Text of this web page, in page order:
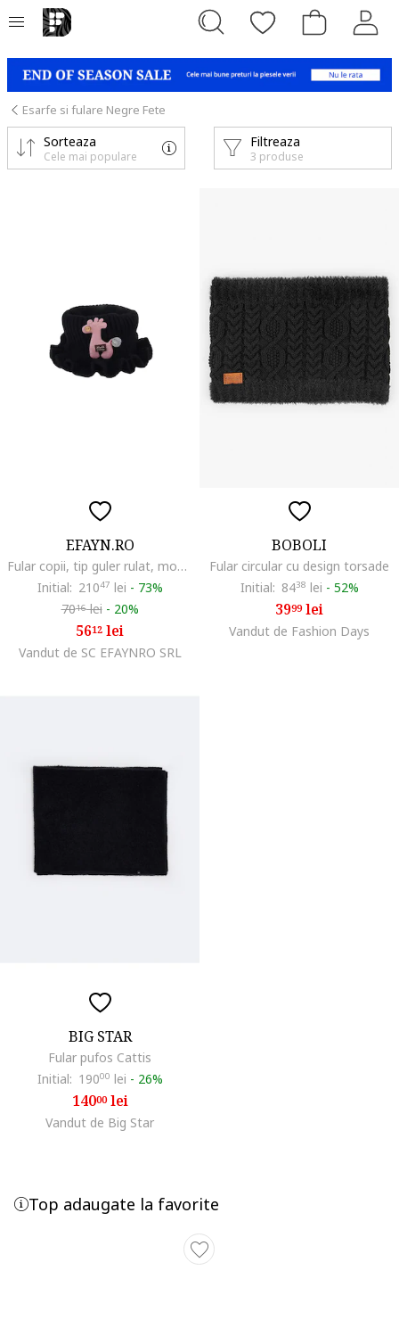
Esarfe si fulare Negre Fete
Filtreaza
3 produse
Sorteaza
Cele mai populare
EFAYN.RO
Fular copii, tip guler rulat, model girafa, EFAYN, Negru
Initial: 21047 lei - 73%
7016lei - 20%
5612 lei
Vandut de SC EFAYNRO SRL
BOBOLI
Fular circular cu design torsade
Initial: 8438 lei - 52%
3999lei
Vandut de Fashion Days
BIG STAR
Fular pufos Cattis
Initial: 19000 lei - 26%
14000lei
Vandut de Big Star
Top adaugate la favorite